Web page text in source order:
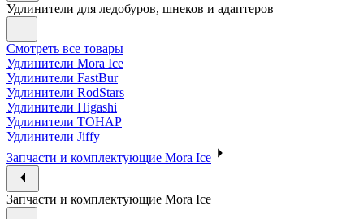
Удлинители для ледобуров, шнеков и адаптеров
Смотреть все товары
Удлинители Mora Ice
Удлинители FastBur
Удлинители RodStars
Удлинители Higashi
Удлинители ТОНАР
Удлинители Jiffy
Запчасти и комплектующие Mora Ice
Запчасти и комплектующие Mora Ice